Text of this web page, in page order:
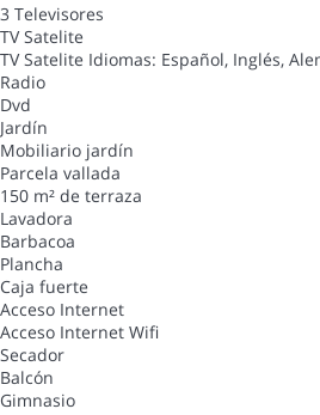
3 Televisores
TV Satelite
TV Satelite Idiomas: Español, Inglés,
Radio
Dvd
Jardín
Mobiliario jardín
Parcela vallada
150 m² de terraza
Lavadora
Barbacoa
Plancha
Caja fuerte
Acceso Internet
Acceso Internet Wifi
Secador
Balcón
Gimnasio